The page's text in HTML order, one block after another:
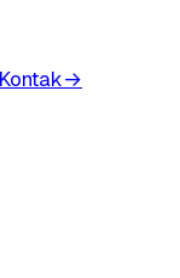
Kontak→